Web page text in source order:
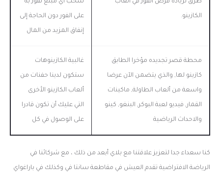
طرق لزيادة فرص الفوز في العاب
الكازينو.
سحب أي مبلغ تفوز به
على الفور دون الحاجة إلى
إنفاق المزيد من المال
محطة قصر تجديده مؤخرا الطابق
كازينو لها, والذي يتضمن الآن عرضا
واسعة من ألعاب الطاولة, ماكينات
القمار, فيديو لعبة البوكر, البنغو, كينو
والاحداث الرياضية
غالبية الكازينوهات
ستكون لدينا حفنات من
ألعاب الكازينو الأخرى
التي عليك أن تكون قادرا
على الوصول في كل
كنا سعداء جدا لتعزيز علاقتنا مع بلاي أبعد من ذلك ، مع شركائنا في
الرياضة الافتراضية تقدم العيش في مقاطعة سانتا في وكذلك في باراغواي